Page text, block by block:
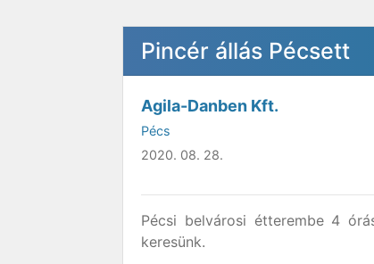
Pincér állás Pécsett
Agila-Danben Kft.
Pécs
2020. 08. 28.
Pécsi belvárosi étterembe 4
keresünk.